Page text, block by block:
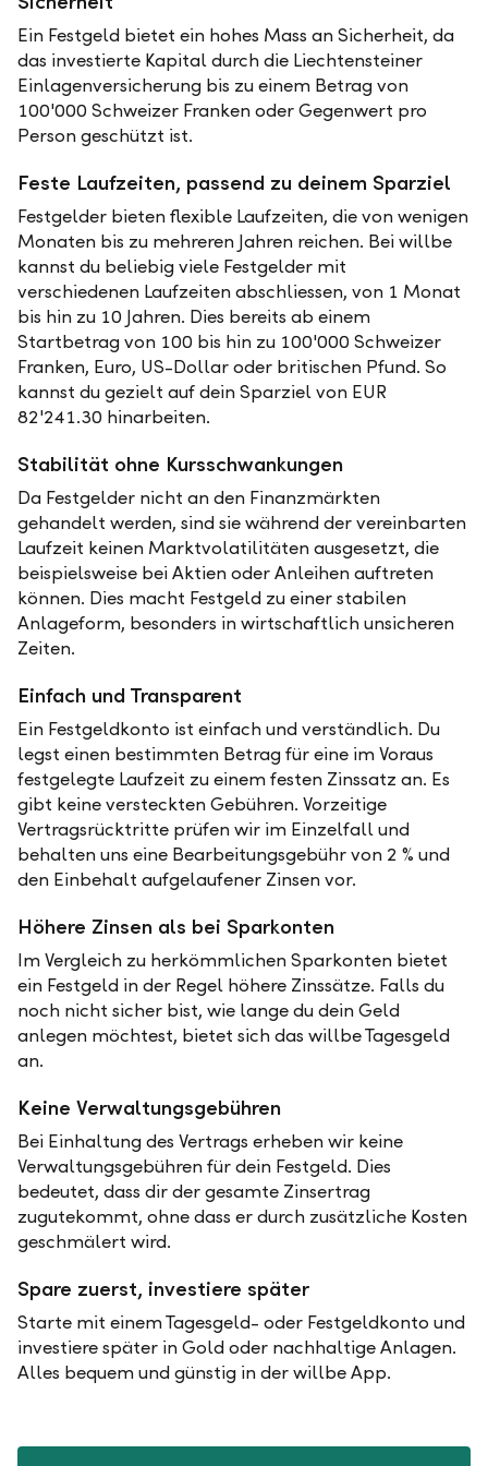
Ein Festgeld bietet ein hohes Mass an Sicherheit, da
das investierte Kapital durch die Liechtensteiner
Einlagenversicherung bis zu einem Betrag von
100'000 Schweizer Franken oder Gegenwert pro
Person geschützt ist.
Feste Laufzeiten, passend zu deinem Sparziel
Festgelder bieten flexible Laufzeiten, die von wenigen
Monaten bis zu mehreren Jahren reichen. Bei willbe
kannst du beliebig viele Festgelder mit
verschiedenen Laufzeiten abschliessen, von 1 Monat
bis hin zu 10 Jahren. Dies bereits ab einem
Startbetrag von 100 bis hin zu 100'000 Schweizer
Franken, Euro, US-Dollar oder britischen Pfund. So
kannst du gezielt auf dein Sparziel von EUR
82'241.30 hinarbeiten.
Stabilität ohne Kursschwankungen
Da Festgelder nicht an den Finanzmärkten
gehandelt werden, sind sie während der vereinbarten
Laufzeit keinen Marktvolatilitäten ausgesetzt, die
beispielsweise bei Aktien oder Anleihen auftreten
können. Dies macht Festgeld zu einer stabilen
Anlageform, besonders in wirtschaftlich unsicheren
Zeiten.
Einfach und Transparent
Ein Festgeldkonto ist einfach und verständlich. Du
legst einen bestimmten Betrag für eine im Voraus
festgelegte Laufzeit zu einem festen Zinssatz an. Es
gibt keine versteckten Gebühren. Vorzeitige
Vertragsrücktritte prüfen wir im Einzelfall und
behalten uns eine Bearbeitungsgebühr von 2 % und
den Einbehalt aufgelaufener Zinsen vor.
Höhere Zinsen als bei Sparkonten
Im Vergleich zu herkömmlichen Sparkonten bietet
ein Festgeld in der Regel höhere Zinssätze. Falls du
noch nicht sicher bist, wie lange du dein Geld
anlegen möchtest, bietet sich das willbe Tagesgeld
an.
Keine Verwaltungsgebühren
Bei Einhaltung des Vertrags erheben wir keine
Verwaltungsgebühren für dein Festgeld. Dies
bedeutet, dass dir der gesamte Zinsertrag
zugutekommt, ohne dass er durch zusätzliche Kosten
geschmälert wird.
Spare zuerst, investiere später
Starte mit einem Tagesgeld- oder Festgeldkonto und
investiere später in Gold oder nachhaltige Anlagen.
Alles bequem und günstig in der willbe App.